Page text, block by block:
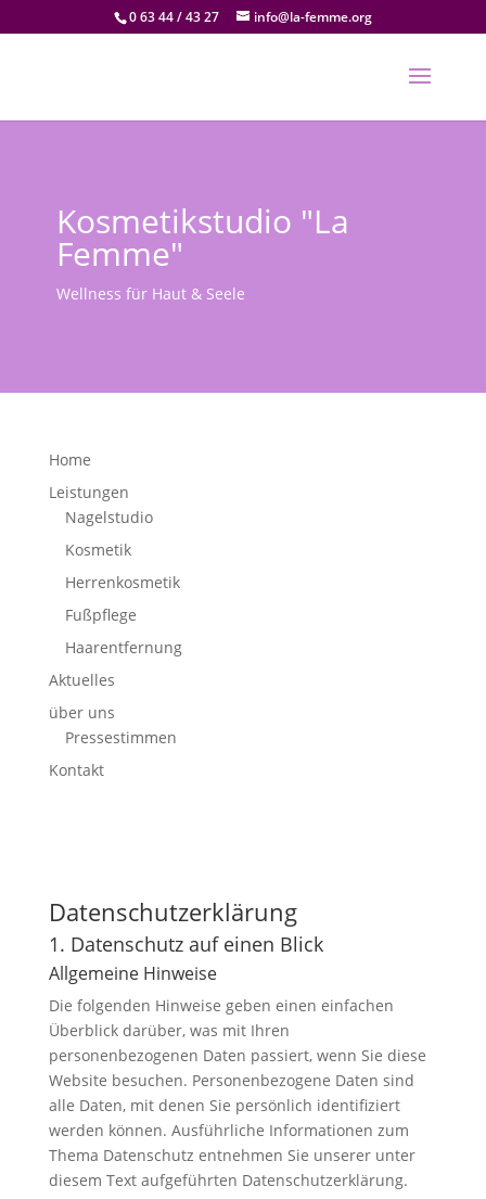
0 63 44 / 43 27 info@la-femme.org
Kosmetikstudio "La
Femme"
Wellness für Haut & Seele
Home
Leistungen
Nagelstudio
Kosmetik
Herrenkosmetik
Fußpflege
Haarentfernung
Aktuelles
über uns
Pressestimmen
Kontakt
Datenschutz­erklärung
1. Datenschutz auf einen Blick
Allgemeine Hinweise
Die folgenden Hinweise geben einen einfachen
Überblick darüber, was mit Ihren
personenbezogenen Daten passiert, wenn Sie diese
Website besuchen. Personenbezogene Daten sind
alle Daten, mit denen Sie persönlich identifiziert
werden können. Ausführliche Informationen zum
Thema Datenschutz entnehmen Sie unserer unter
diesem Text aufgeführten Datenschutzerklärung.